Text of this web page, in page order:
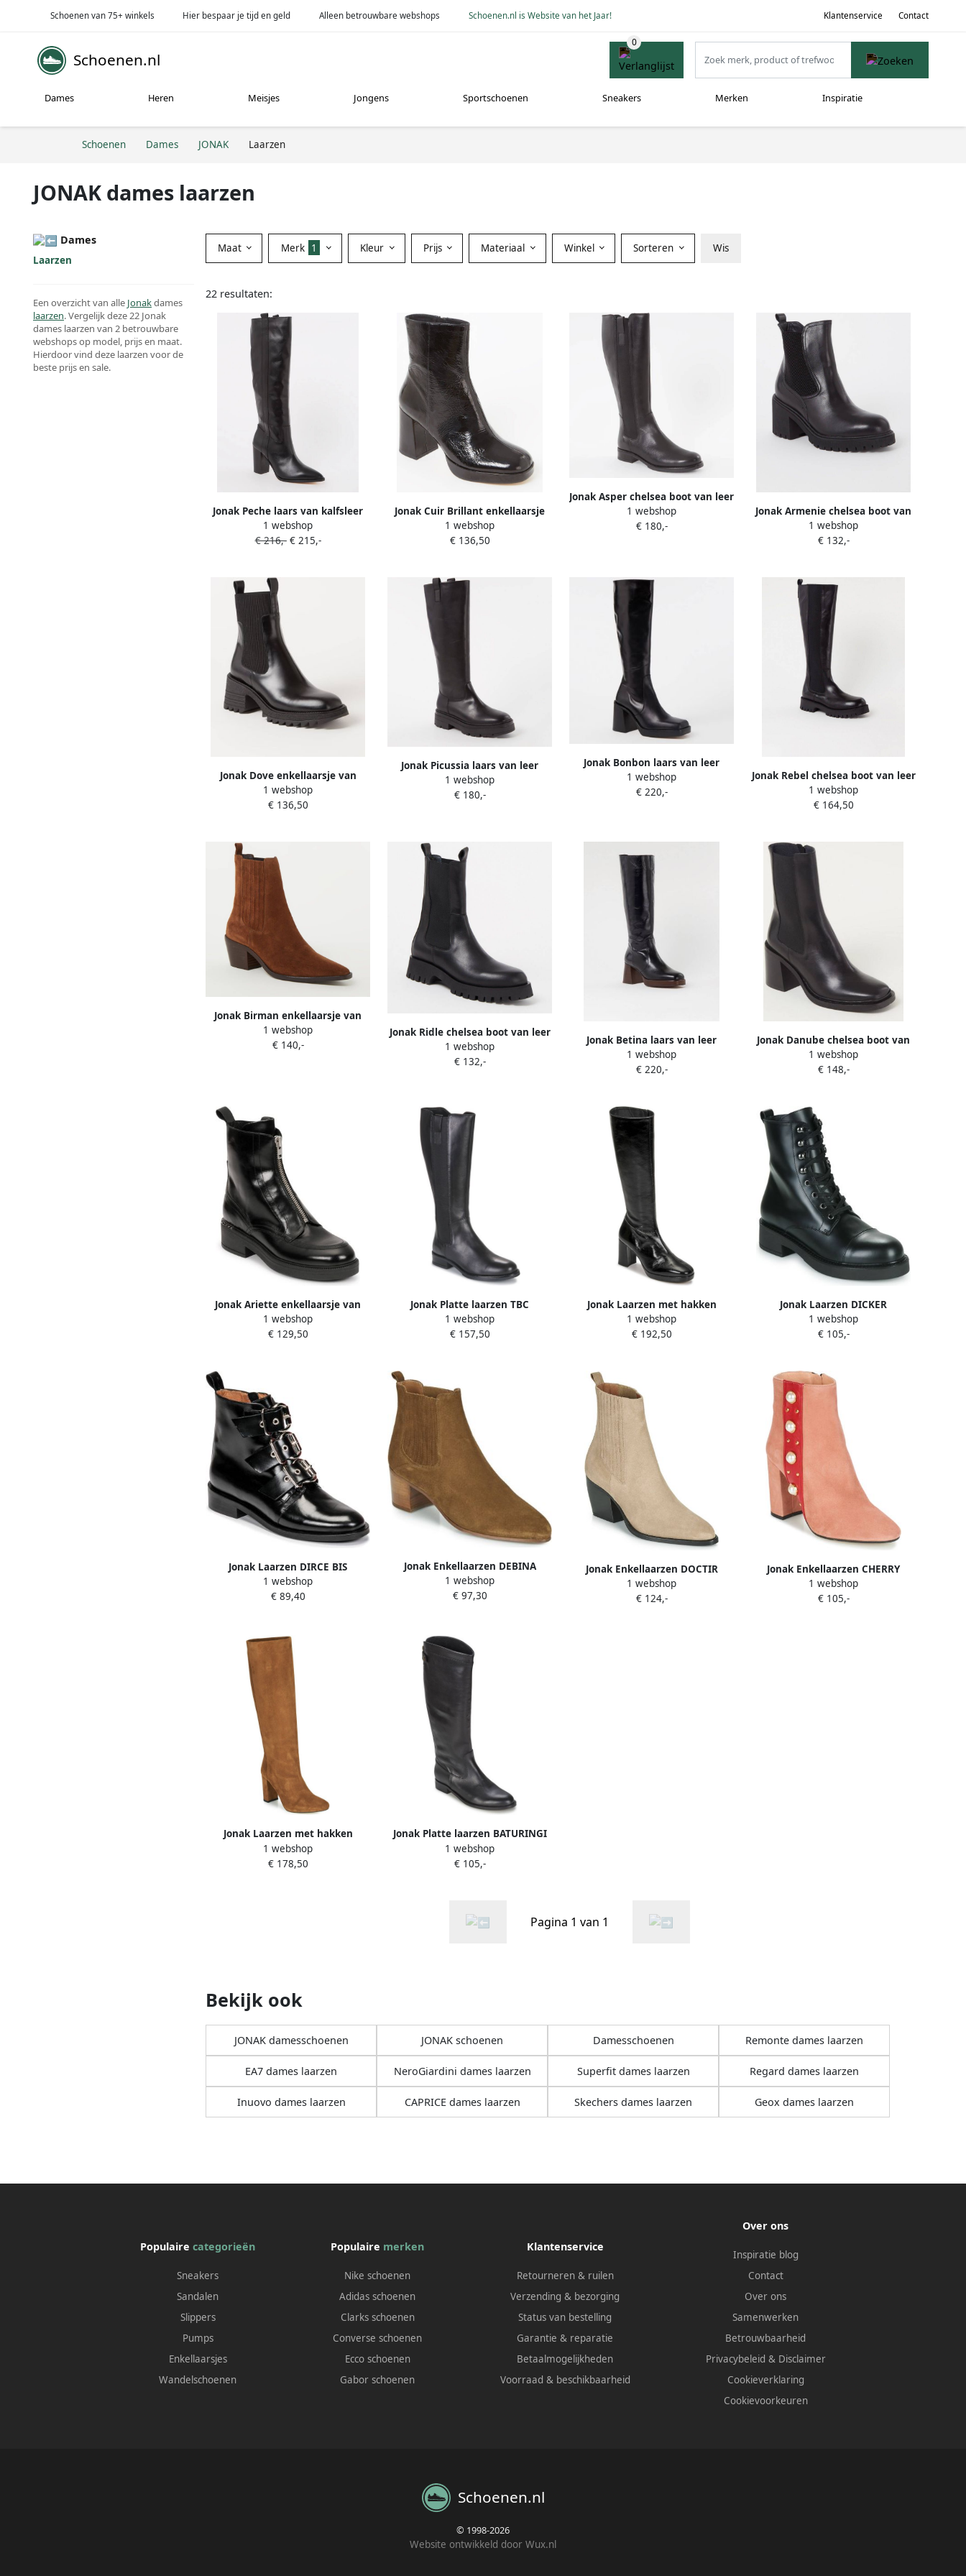
Schoenen van 75+ winkels Hier bespaar je tijd en geld Alleen betrouwbare webshops Schoenen.nl is Website van het Jaar! Klantenservice Contact
Schoenen.nl
Dames Heren Meisjes Jongens Sportschoenen Sneakers Merken Inspiratie
Schoenen Dames JONAK Laarzen
JONAK dames laarzen
Dames
Laarzen
Een overzicht van alle Jonakdames
laarzen. Vergelijk deze 22 Jonak
dames laarzen van 2 betrouwbare
webshops op model, prijs en maat.
Hierdoor vind deze laarzen voor de
beste prijs en sale.
Maat Merk 1 Kleur Prijs Materiaal Winkel Sorteren Wis
22 resultaten:
Jonak Peche laars van kalfsleer
1 webshop
€ 216,-€ 215,-
Jonak Cuir Brillant enkellaarsje
van leer met lakfinish
1 webshop
€ 136,50
Jonak Asper chelsea boot van leer
1 webshop
€ 180,-
Jonak Armenie chelsea boot van
leer
1 webshop
€ 132,-
Jonak Dove enkellaarsje van
lakleer
1 webshop
€ 136,50
Jonak Picussia laars van leer
1 webshop
€ 180,-
Jonak Bonbon laars van leer
1 webshop
€ 220,-
Jonak Rebel chelsea boot van leer
1 webshop
€ 164,50
Jonak Birman enkellaarsje van
suède
1 webshop
€ 140,-
Jonak Ridle chelsea boot van leer
1 webshop
€ 132,-
Jonak Betina laars van leer
1 webshop
€ 220,-
Jonak Danube chelsea boot van
leer
1 webshop
€ 148,-
Jonak Ariette enkellaarsje van
leer
1 webshop
€ 129,50
Jonak Platte laarzen TBC
1 webshop
€ 157,50
Jonak Laarzen met hakken
BORICIA
1 webshop
€ 192,50
Jonak Laarzen DICKER
1 webshop
€ 105,-
Jonak Laarzen DIRCE BIS
1 webshop
€ 89,40
Jonak Enkellaarzen DEBINA
1 webshop
€ 97,30
Jonak Enkellaarzen DOCTIR
1 webshop
€ 124,-
Jonak Enkellaarzen CHERRY
1 webshop
€ 105,-
Jonak Laarzen met hakken
CALIME
1 webshop
€ 178,50
Jonak Platte laarzen BATURINGI
1 webshop
€ 105,-
Pagina 1 van 1
Bekijk ook
JONAK damesschoenen JONAK schoenen Damesschoenen Remonte dames laarzen
EA7 dames laarzen NeroGiardini dames laarzen Superfit dames laarzen Regard dames laarzen
Inuovo dames laarzen CAPRICE dames laarzen Skechers dames laarzen Geox dames laarzen
Populairecategorieën
Sneakers
Sandalen
Slippers
Pumps
Enkellaarsjes
Wandelschoenen
Populaire merken
Nike schoenen
Adidas schoenen
Clarks schoenen
Converse schoenen
Ecco schoenen
Gabor schoenen
Klantenservice
Retourneren & ruilen
Verzending & bezorging
Status van bestelling
Garantie & reparatie
Betaalmogelijkheden
Voorraad & beschikbaarheid
Over ons
Inspiratie blog
Contact
Over ons
Samenwerken
Betrouwbaarheid
Privacybeleid & Disclaimer
Cookieverklaring
Cookievoorkeuren
Schoenen.nl
© 1998-2026
Website ontwikkeld door Wux.nl